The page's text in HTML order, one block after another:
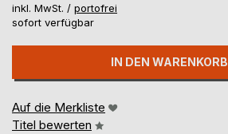
inkl. MwSt. / portofrei
sofort verfügbar
IN DEN WARENKORB
Auf die Merkliste
Titel bewerten